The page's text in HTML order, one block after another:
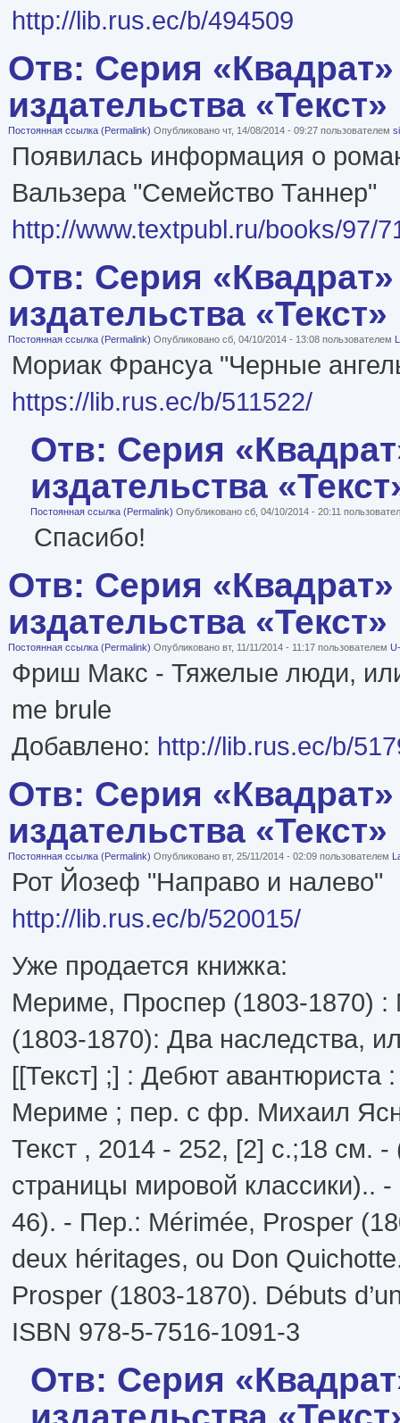
http://lib.rus.ec/b/494509
Отв: Серия «Квадрат»
издательства «Текст»
Постоянная ссылка (Permalink) Опубликовано чт, 14/08/2014 - 09:27 пользователем
Появилась информация о
Вальзера "Семейство Таннер"
http://www.textpubl.ru/books/97/
Отв: Серия «Квадрат»
издательства «Текст»
Постоянная ссылка (Permalink) Опубликовано сб, 04/10/2014 - 13:08 пользователем
Мориак Франсуа "Черные
https://lib.rus.ec/b/511522/
Отв: Серия
издательства
Постоянная ссылка (Permalink) Опубликовано сб, 04/10/2014 - 20:11
Спасибо!
Отв: Серия «Квадрат»
издательства «Текст»
Постоянная ссылка (Permalink) Опубликовано вт, 11/11/2014 - 11:17 пользователем
Фриш Макс - Тяжелые люди,
me brule
Добавлено: http://lib.rus.ec/b/
Отв: Серия «Квадрат»
издательства «Текст»
Постоянная ссылка (Permalink) Опубликовано вт, 25/11/2014 - 02:09 пользователем
Рот Йозеф "Направо и налево"
http://lib.rus.ec/b/520015/
Уже продается книжка:
Мериме, Проспер (1803-1870) :
(1803-1870): Два наследства,
[[Текст] ;] : Дебют авантюриста
Мериме ; пер. с фр. Михаил
Текст , 2014 - 252, [2] с.;18 см.
страницы мировой классики)..
46). - Пер.: Mérimée, Prosper
deux héritages, ou Don
Prosper (1803-1870). Débuts
ISBN 978-5-7516-1091-3
Отв: Серия